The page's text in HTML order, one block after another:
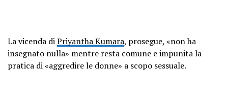
La vicenda diPriyantha Kumara, prosegue, «non ha
insegnato nulla» mentre resta comune e impunita la
pratica di «aggredire le donne» a scopo sessuale.